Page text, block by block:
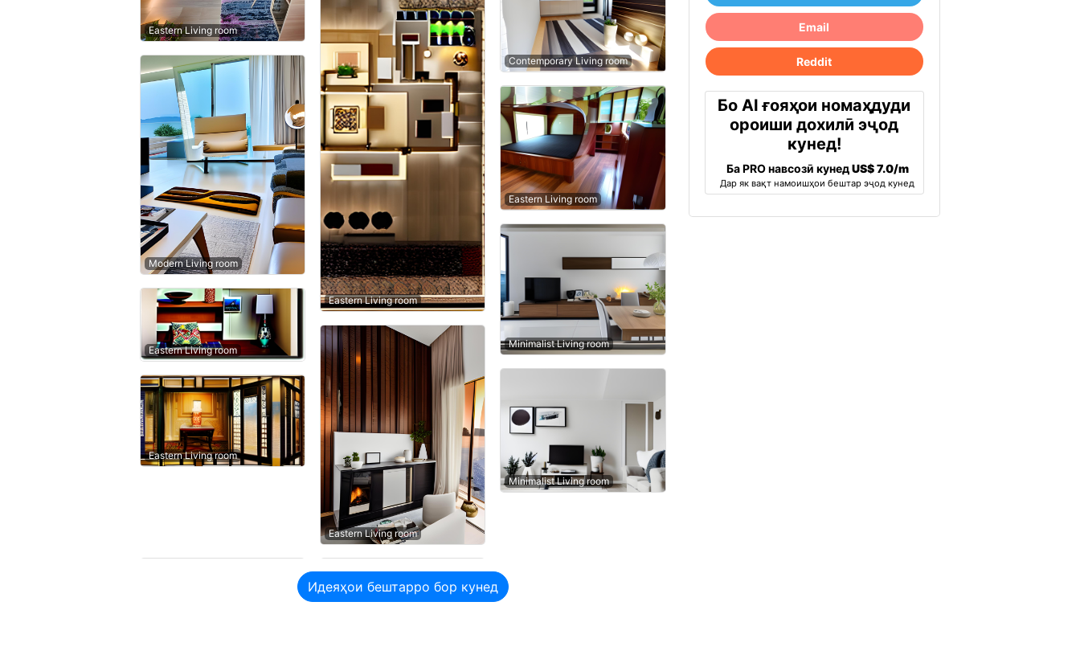
Eastern Living room
Modern Living room
Eastern Living room
Eastern Living room
Eastern Living room
Eastern Living room
Contemporary Living room
Eastern Living room
Minimalist Living room
Minimalist Living room
Идеяҳои бештарро бор кунед
Email
Reddit
Бо AI ғояҳои номаҳдуди
ороиши дохилӣ эҷод
кунед!
Ба PRO навсозӣ кунедUS$ 7.0/m
Дар як вақт намоишҳои бештар эҷод кунед